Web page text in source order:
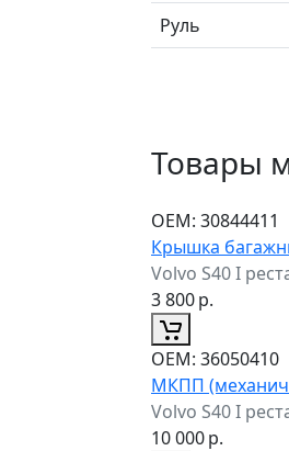
Руль
Товары
ОЕМ: 30844411
Крышка
Volvo S40 I
3 800р.
ОЕМ: 36050410
МКПП
Volvo S40 I
10 000р.